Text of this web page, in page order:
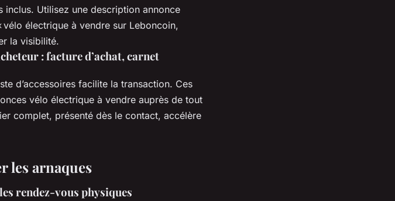
Utilisez une description annonce
électrique à vendre sur Leboncoin,
la visibilité.
: facture d’achat, carnet
d’accessoires facilite la transaction. Ces
vélo électrique à vendre auprès de tout
complet, présenté dès le contact, accélère
les arnaques
rendez-vous physiques